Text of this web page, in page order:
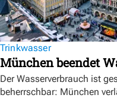
Trinkwasser
München beendet
Der Wasserverbrauch ist
beherrschbar: München